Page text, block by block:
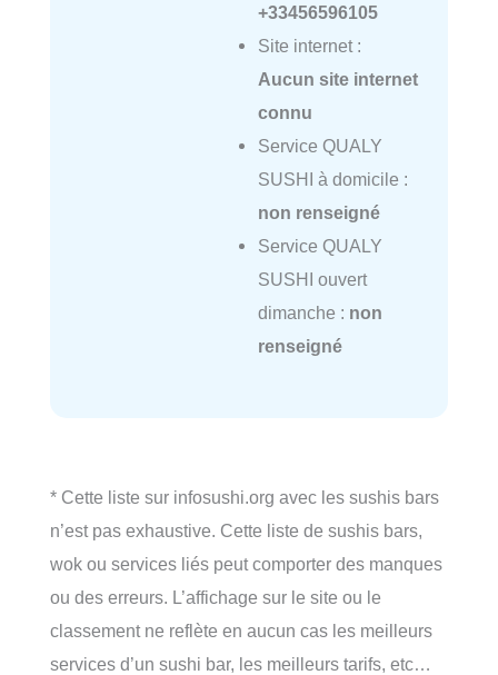
+33456596105
Site internet :
Aucun site internet
connu
Service QUALY
SUSHI à domicile :
non renseigné
Service QUALY
SUSHI ouvert
dimanche : non
renseigné
* Cette liste sur infosushi.org avec les sushis bars
n’est pas exhaustive. Cette liste de sushis bars,
wok ou services liés peut comporter des manques
ou des erreurs. L’affichage sur le site ou le
classement ne reflète en aucun cas les meilleurs
services d’un sushi bar, les meilleurs tarifs, etc…